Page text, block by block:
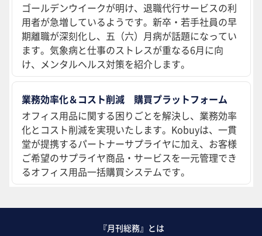
ゴールデンウイークが明け、退職代行サービスの利
用者が急増しているようです。新卒・若手社員の早
期離職が深刻化し、五（六）月病が話題になってい
ます。気象病と仕事のストレスが重なる6月に向
け、メンタルヘルス対策を紹介します。
業務効率化＆コスト削減 購買プラットフォーム
オフィス用品に関する困りごとを解決し、業務効率
化とコスト削減を実現いたします。Kobuyは、一貫
堂が提携するパートナーサプライヤに加え、お客様
ご希望のサプライヤ商品・サービスを一元管理でき
るオフィス用品一括購買システムです。
『月刊総務』とは